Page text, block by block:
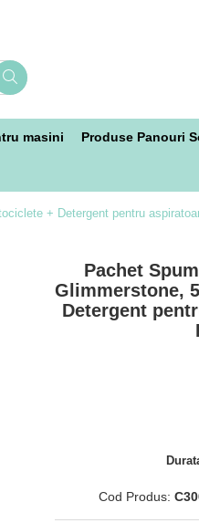
masini Produse Panouri
+ Detergent pentru
Pachet
Glimmerstone,
Detergent
Cod Produs: